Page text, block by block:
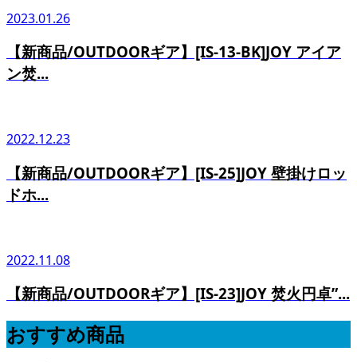
2023.01.26
【新商品/OUTDOORギア】[IS-13-BK]JOY アイア
ン焚...
2022.12.23
【新商品/OUTDOORギア】[IS-25]JOY 壁掛けロッ
ドホ...
2022.11.08
【新商品/OUTDOORギア】[IS-23]JOY 焚火円卓”...
おすすめ商品